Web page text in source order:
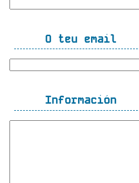
O teu email
Información